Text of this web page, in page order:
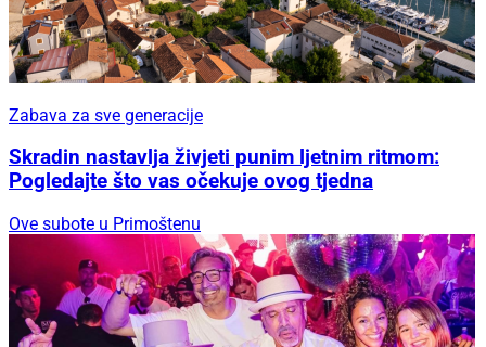
Zabava za sve generacije
Skradin nastavlja živjeti punim ljetnim ritmom:
Pogledajte što vas očekuje ovog tjedna
Ove subote u Primoštenu